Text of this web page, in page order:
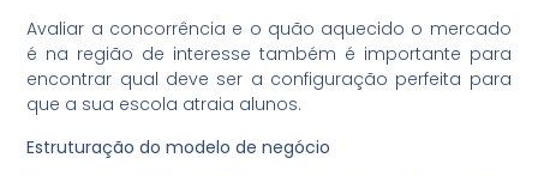
Avaliar a concorrência e o quão aquecido o mercado
é na região de interesse também é importante para
encontrar qual deve ser a configuração perfeita para
que a sua escola atraia alunos.
Estruturação do modelo de negócio